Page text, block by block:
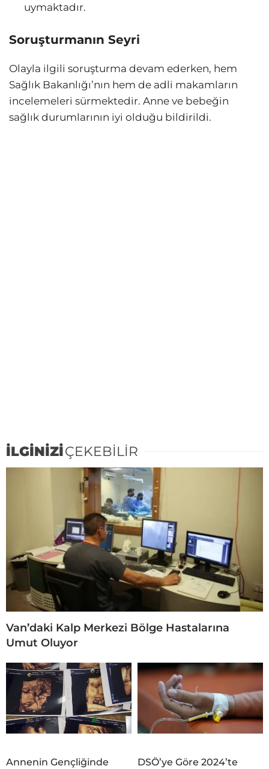
uymaktadır.
Soruşturmanın Seyri
Olayla ilgili soruşturma devam ederken, hem
Sağlık Bakanlığı’nın hem de adli makamların
incelemeleri sürmektedir. Anne ve bebeğin
sağlık durumlarının iyi olduğu bildirildi.
İLGİNİZİÇEKEBİLİR
Van’daki Kalp Merkezi Bölge Hastalarına
Umut Oluyor
Annenin Gençliğinde
DSÖ’ye Göre 2024’te